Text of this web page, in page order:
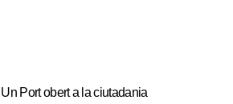
Un Port obert a la ciutadania